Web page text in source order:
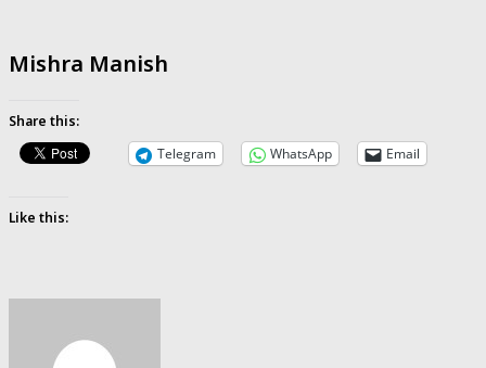
Mishra Manish
Share this:
Telegram
WhatsApp Email
Like this: